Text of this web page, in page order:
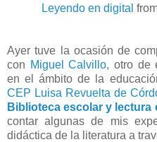
Leyendo en digital
Ayer tuve la ocasión de
con Miguel Calvillo, otro de
en el ámbito de la
CEP Luisa Revuelta de
Biblioteca escolar y lectura
contar algunas de mis
didáctica de la literatura a